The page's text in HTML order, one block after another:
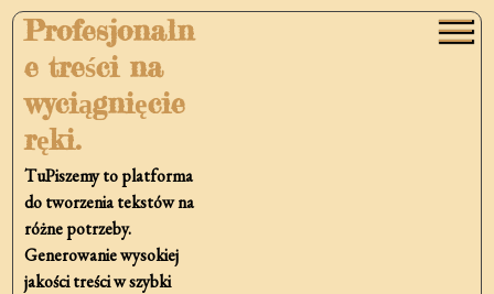
Skip
content
Profesjonaln
e treści na
wyciągnięcie
ręki.
TuPiszemy to platforma
do tworzenia tekstów na
różne potrzeby.
Generowanie wysokiej
jakości treści w szybki